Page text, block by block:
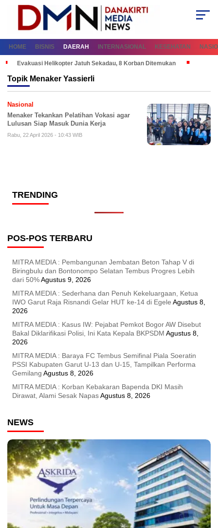
HOME BISNIS DAERAH INTERNASIONAL KESEHATAN
Evakuasi Helikopter Jatuh Sekadau, 8 Korban Ditemukan
Topik Menaker Yassierli
Nasional
Menaker Tekankan Pelatihan Vokasi agar
Lulusan Siap Masuk Dunia Kerja
Rabu, 22 April 2026 - 10:43 WIB
TRENDING
POS-POS TERBARU
MITRA MEDIA : Pembangunan Jembatan Beton Tahap V di
Biringbulu dan Bontonompo Selatan Tembus Progres Lebih
dari 50%Agustus 9, 2026
MITRA MEDIA : Sederhana dan Penuh Kekeluargaan, Ketua
IWO Garut Raja Risnandi Gelar HUT ke-14 di Egele Agustus 8,
2026
MITRA MEDIA : Kasus IW: Pejabat Pemkot Bogor AW Disebut
Bakal Diklarifikasi Polisi, Ini Kata Kepala BKPSDM Agustus 8,
2026
MITRA MEDIA : Baraya FC Tembus Semifinal Piala Soeratin
PSSI Kabupaten Garut U-13 dan U-15, Tampilkan Performa
Gemilang Agustus 8, 2026
MITRA MEDIA : Korban Kebakaran Bapenda DKI Masih
Dirawat, Alami Sesak NapasAgustus 8, 2026
NEWS